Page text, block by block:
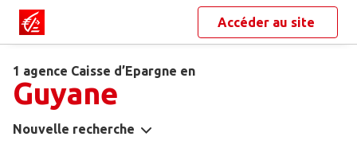
Accéder au site
1 agence Caisse d’Epargne en
Guyane
Nouvelle recherche